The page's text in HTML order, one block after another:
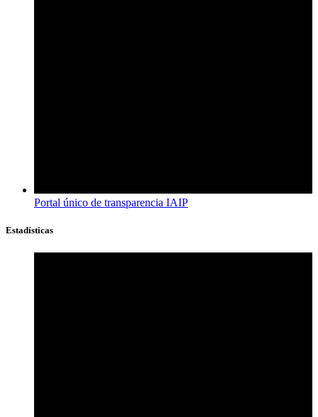
Portal único de transparencia IAIP
Estadísticas